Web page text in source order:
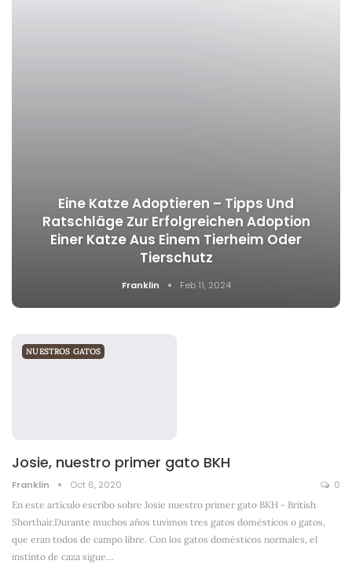
Eine Katze Adoptieren – Tipps Und
Ratschläge Zur Erfolgreichen Adoption
Einer Katze Aus Einem Tierheim Oder
Tierschutz
Franklin Feb 11, 2024
NUESTROS GATOS
Josie, nuestro primer gato BKH
Franklin Oct 6, 2020 0
En este artículo escribo sobre Josie nuestro primer gato BKH - British
Shorthair.Durante muchos años tuvimos tres gatos domésticos o gatos,
que eran todos de campo libre. Con los gatos domésticos normales, el
instinto de caza sigue…